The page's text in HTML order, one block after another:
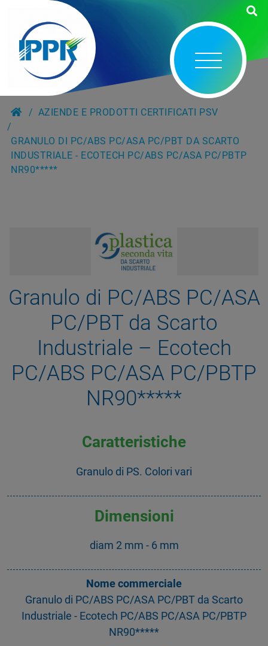
AZIENDE E PRODOTTI CERTIFICATI PSV
GRANULO DI PC/ABS PC/ASA PC/PBT DA SCARTO
INDUSTRIALE - ECOTECH PC/ABS PC/ASA PC/PBTP
NR90*****
Granulo di PC/ABS PC/ASA
PC/PBT da Scarto
Industriale – Ecotech
PC/ABS PC/ASA PC/PBTP
NR90*****
Caratteristiche
Granulo di PS. Colori vari
Dimensioni
diam 2 mm - 6 mm
Nome commerciale
Granulo di PC/ABS PC/ASA PC/PBT da Scarto
Industriale - Ecotech PC/ABS PC/ASA PC/PBTP
NR90*****